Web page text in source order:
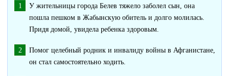
У жительницы города Белев тяжело заболел сын, она
пошла пешком в Жабынскую обитель и долго молилась.
Придя домой, увидела ребенка здоровым.
Помог целебный родник и инвалиду войны в Афганистане,
он стал самостоятельно ходить.